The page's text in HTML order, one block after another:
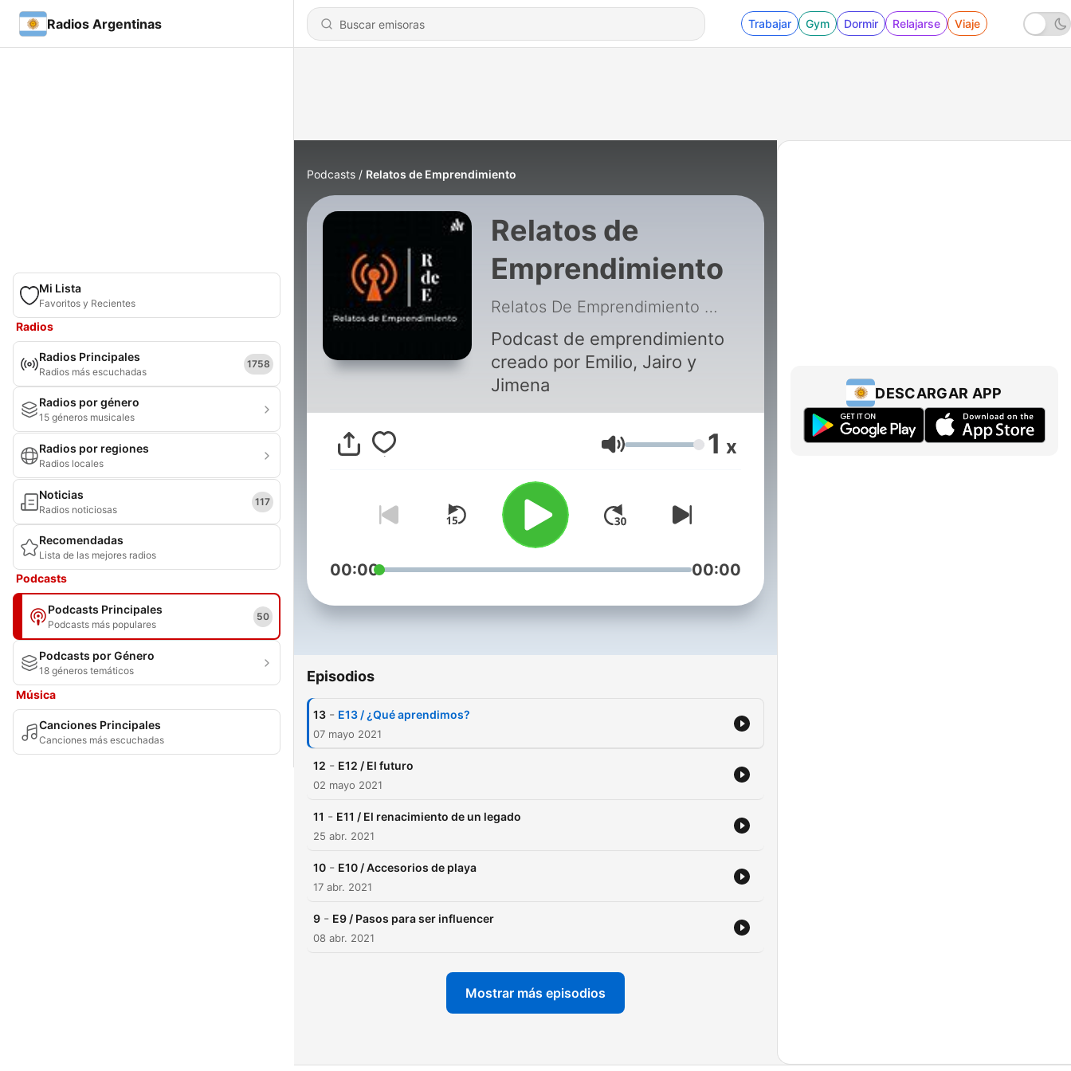
Radios Argentinas Trabajar Gym Dormir Relajarse Viaje
Mi Lista
Favoritos y Recientes
Radios
Radios Principales
Radios más escuchadas
1758
Radios por género
15 géneros musicales
Radios por regiones
Radios locales
Noticias
Radios noticiosas
117
Recomendadas
Lista de las mejores radios
Podcasts
Podcasts Principales
Podcasts más populares
50
Podcasts por Género
18 géneros temáticos
Música
Canciones Principales
Canciones más escuchadas
Podcasts Relatos de Emprendimiento
Relatos de
Emprendimiento
Relatos De Emprendimiento |
Podcast de emprendimiento
creado por Emilio, Jairo y
Jimena
Volumen 1 x
00:00 00:00
Episodios
13 - E13 / ¿Qué aprendimos?
07 mayo 2021
12 - E12 / El futuro
02 mayo 2021
11 - E11 / El renacimiento de un legado
25 abr. 2021
10 - E10 / Accesorios de playa
17 abr. 2021
9 - E9 / Pasos para ser influencer
08 abr. 2021
Mostrar más episodios
DESCARGAR APP